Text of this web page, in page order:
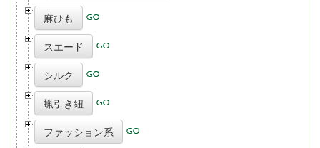
麻ひも
スエード
シルク
蝋引き紐
ファッション系